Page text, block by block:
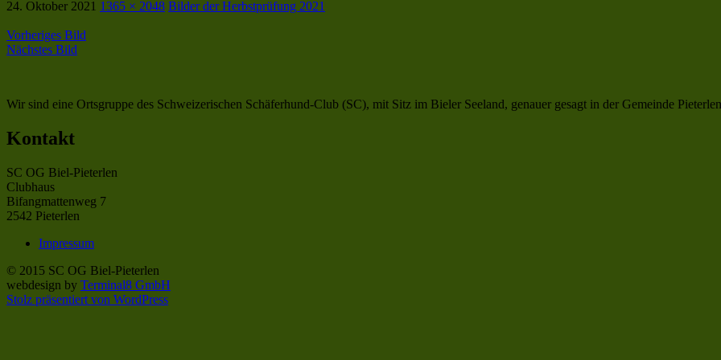
24. Oktober 2021 1365 × 2048 Bilder der Herbstprüfung 2021
Vorheriges Bild
Nächstes Bild
Wir sind eine Ortsgruppe des Schweizerischen Schäferhund-Club (SC), mit Sitz im Bieler Seeland, genauer gesagt in der Gemeinde
Kontakt
SC OG Biel-Pieterlen
Clubhaus
Bifangmattenweg 7
2542 Pieterlen
Impressum
© 2015 SC OG Biel-Pieterlen
webdesign by Terminal8 GmbH
Stolz präsentiert von WordPress